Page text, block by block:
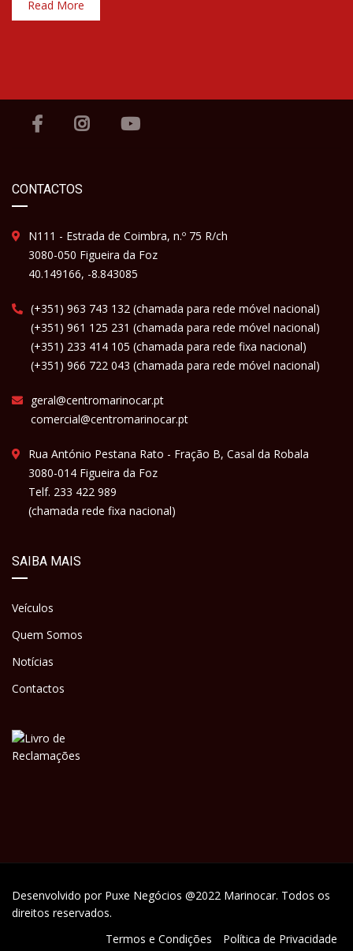
Read More
CONTACTOS
N111 - Estrada de Coimbra, n.º 75 R/ch
3080-050 Figueira da Foz
40.149166, -8.843085
(+351) 963 743 132 (chamada para rede móvel nacional)
(+351) 961 125 231 (chamada para rede móvel nacional)
(+351) 233 414 105 (chamada para rede fixa nacional)
(+351) 966 722 043 (chamada para rede móvel nacional)
geral@centromarinocar.pt
comercial@centromarinocar.pt
Rua António Pestana Rato - Fração B, Casal da Robala
3080-014 Figueira da Foz
Telf. 233 422 989
(chamada rede fixa nacional)
SAIBA MAIS
Veículos
Quem Somos
Notícias
Contactos
Desenvolvido por Puxe Negócios @2022 Marinocar. Todos os
direitos reservados.
Termos e Condições
Política de Privacidade